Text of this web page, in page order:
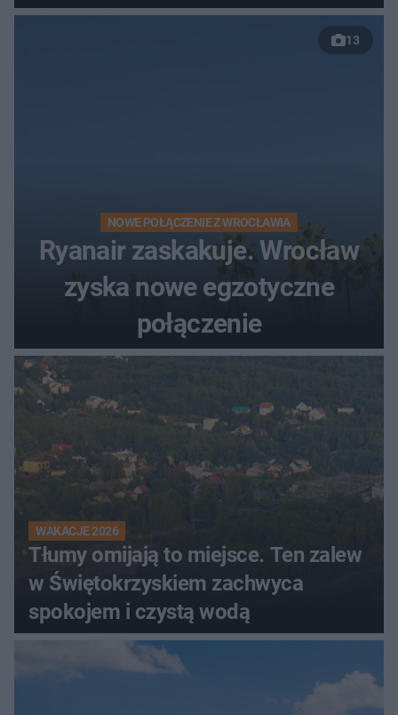
nowej drogi
13
NOWE POŁĄCZENIE Z WROCŁAWIA
Ryanair zaskakuje. Wrocław
zyska nowe egzotyczne
połączenie
WAKACJE 2026
Tłumy omijają to miejsce. Ten zalew
w Świętokrzyskiem zachwyca
spokojem i czystą wodą